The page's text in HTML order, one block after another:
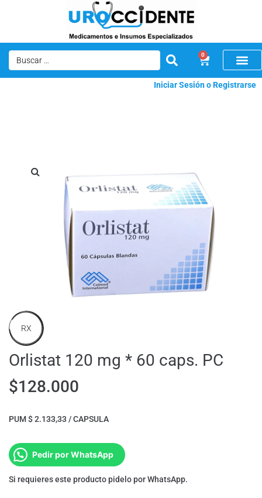
0
Iniciar Sesión o Registrarse
RX
Orlistat 120 mg * 60 caps. PC
$128.000
PUM $ 2.133,33 / CAPSULA
Pedir por WhatsApp
Si requieres este producto pidelo por WhatsApp.